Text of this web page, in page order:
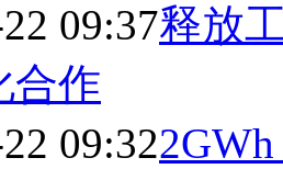
09:37释放
合作
09:32